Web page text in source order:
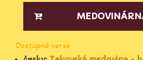
Dostupné verze